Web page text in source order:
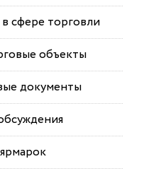
сфере торговли
объекты
документы